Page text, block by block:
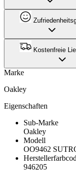
Kostenfreie
Marke
Oakley
Eigenschaften
Sub-Marke
Oakley
Modell
OO9462
946205